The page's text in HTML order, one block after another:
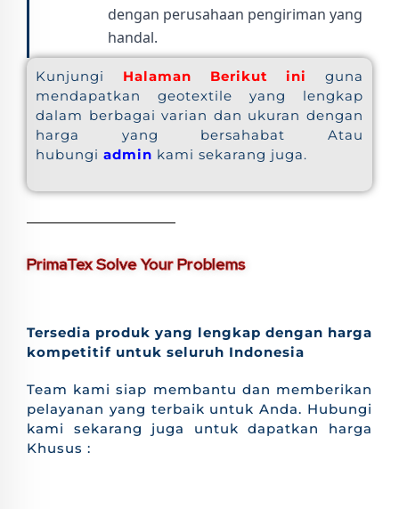
dengan perusahaan pengiriman yang
handal.
Kunjungi Halaman Berikut ini
guna
mendapatkan geotextile yang lengkap
dalam berbagai varian dan ukuran dengan
harga yang bersahabat Atau
hubungi admin kami sekarang juga.
PrimaTex Solve Your Problems
Tersedia produk yang lengkap dengan harga
kompetitif untuk seluruh Indonesia
Team kami siap membantu dan memberikan
pelayanan yang terbaik untuk Anda. Hubungi
kami sekarang juga untuk dapatkan harga
Khusus :